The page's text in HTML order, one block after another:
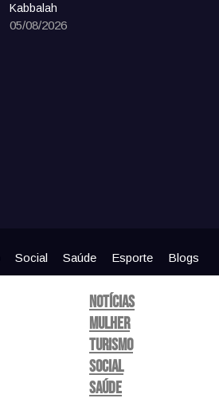
Kabbalah
05/08/2026
Social Saúde Esporte Blogs
Notícias
Mulher
Turismo
Social
Saúde